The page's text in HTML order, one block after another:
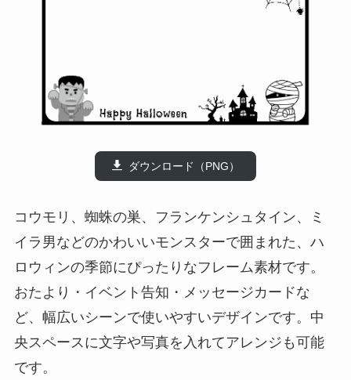
ダウンロード（PNG）
コウモリ、蜘蛛の巣、フランケンシュタイン、ミ
イラ男などのかわいいモンスターで囲まれた、ハ
ロウィンの季節にぴったりなフレーム素材です。
おたより・イベント告知・メッセージカードな
ど、幅広いシーンで使いやすいデザインです。中
央スペースに文字や写真を入れてアレンジも可能
です。